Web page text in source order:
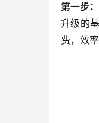
第一步
升级的
费，效率